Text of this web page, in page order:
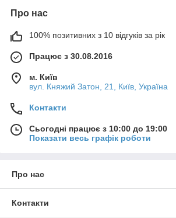
Про нас
100% позитивних з 10 відгуків за рік
Працює з 30.08.2016
м. Київ
вул. Княжий Затон, 21, Київ, Україна
Контакти
Сьогодні працює з 10:00 до 19:00
Показати весь графік роботи
Про нас
Контакти